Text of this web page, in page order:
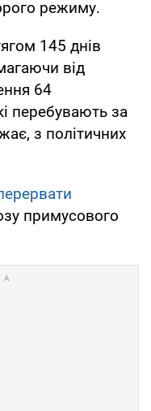
режиму.
145 днів
від
64
перебувають за
з політичних
примусового